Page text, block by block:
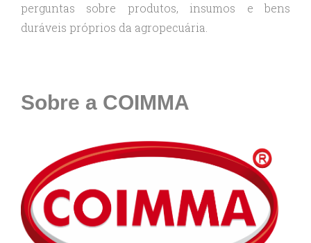
perguntas sobre produtos, insumos e bens
duráveis próprios da agropecuária.
Sobre a COIMMA